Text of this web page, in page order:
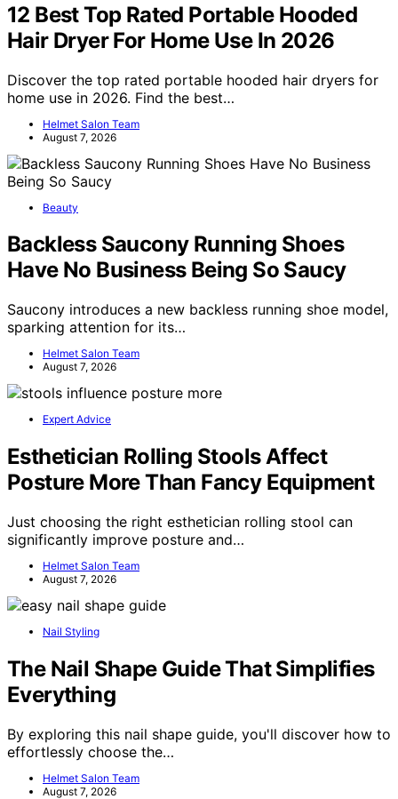
12 Best Top Rated Portable Hooded
Hair Dryer For Home Use In 2026
Discover the top rated portable hooded hair dryers for
home use in 2026. Find the best…
Helmet Salon Team
August 7, 2026
Beauty
Backless Saucony Running Shoes
Have No Business Being So Saucy
Saucony introduces a new backless running shoe model,
sparking attention for its…
Helmet Salon Team
August 7, 2026
Expert Advice
Esthetician Rolling Stools Affect
Posture More Than Fancy Equipment
Just choosing the right esthetician rolling stool can
significantly improve posture and…
Helmet Salon Team
August 7, 2026
Nail Styling
The Nail Shape Guide That Simplifies
Everything
By exploring this nail shape guide, you'll discover how to
effortlessly choose the…
Helmet Salon Team
August 7, 2026